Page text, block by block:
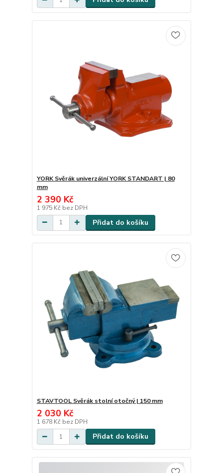
YORK Svěrák univerzální YORK STANDART | 80
mm
2 390 Kč
1 975 Kč bez DPH
Přidat do košíku
STAVTOOL Svěrák stolní otočný | 150 mm
2 030 Kč
1 678 Kč bez DPH
Přidat do košíku